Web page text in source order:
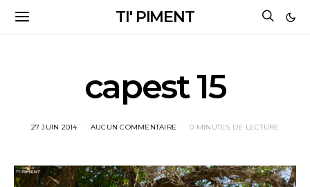
TI' PIMENT
capest 15
27 JUIN 2014 AUCUN COMMENTAIRE 0 MINUTES DE LECTURE